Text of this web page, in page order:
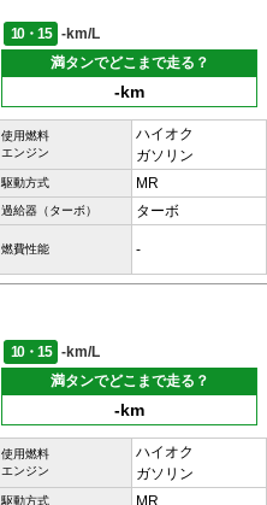
10・15
-km/L
満タンでどこまで走る？
-km
使用燃料
エンジン
ハイオク
ガソリン
駆動方式 MR
過給器（ターボ） ターボ
燃費性能 -
10・15
-km/L
満タンでどこまで走る？
-km
使用燃料
エンジン
ハイオク
ガソリン
駆動方式